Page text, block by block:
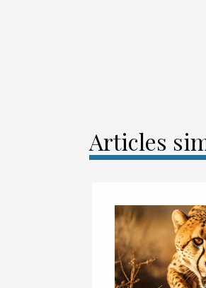
Articles